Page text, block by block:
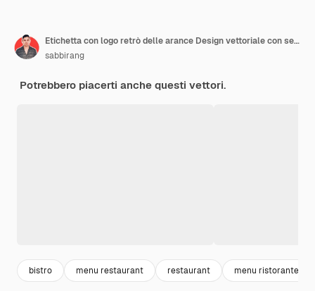
Etichetta con logo retrò delle arance Design vettoriale con segno vintage promozionale
sabbirang
Potrebbero piacerti anche questi vettori.
bistro menu restaurant restaurant menu ristorante